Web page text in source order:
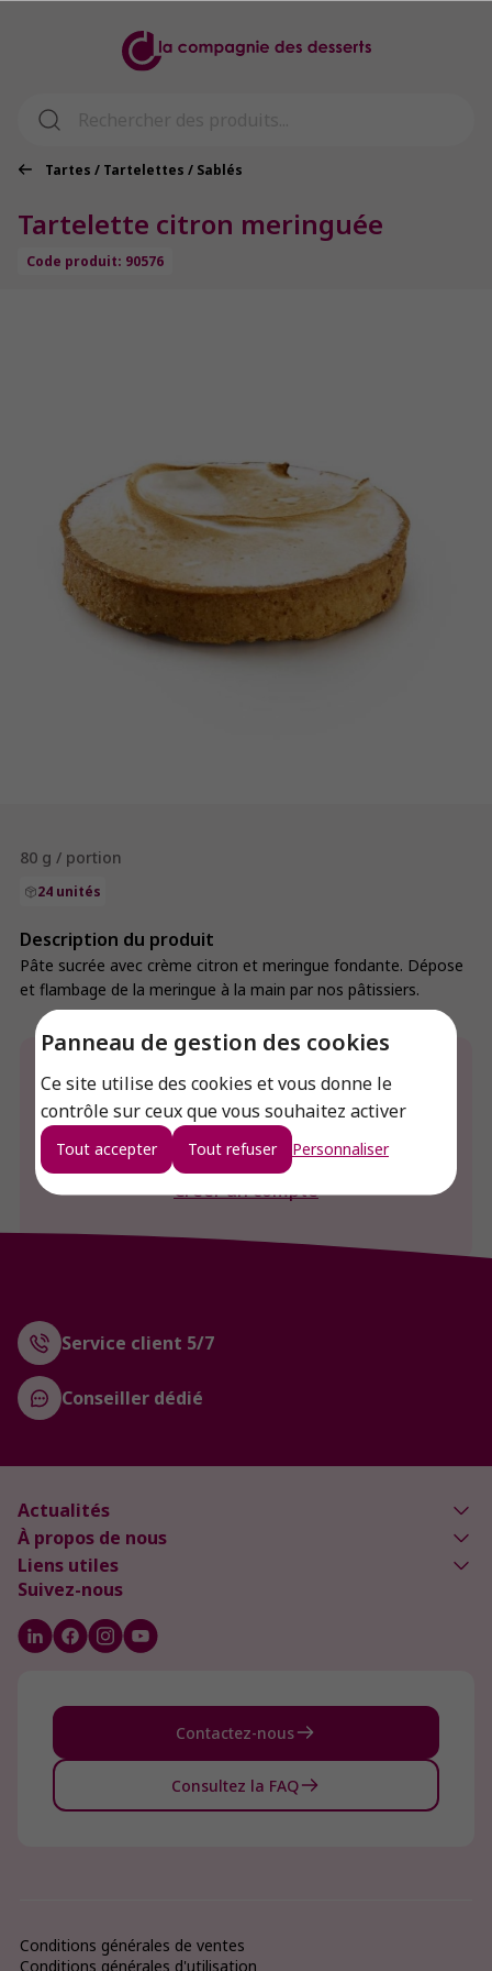
Panneau de gestion des cookies
Ce site utilise des cookies et vous donne le
contrôle sur ceux que vous souhaitez activer
Tout accepter Tout refuser Personnaliser
Tartes / Tartelettes / Sablés
Tartelette citron meringuée
Code produit: 90576
80 g / portion
24 unités
Description du produit
Pâte sucrée avec crème citron et meringue fondante. Dépose
et flambage de la meringue à la main par nos pâtissiers.
Envie de connaitre le prix de ce produit ?
Connexion
Créer un compte
Service client 5/7
Conseiller dédié
Actualités
À propos de nous
Liens utiles
Suivez-nous
Contactez-nous
Consultez la FAQ
Conditions générales de ventes
Conditions générales d'utilisation